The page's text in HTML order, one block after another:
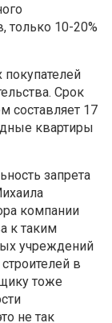
только 10-20%
покупателей
Срок
составляет 17
квартиры
запрета
компании
к таким
учреждений
в
тоже
не так